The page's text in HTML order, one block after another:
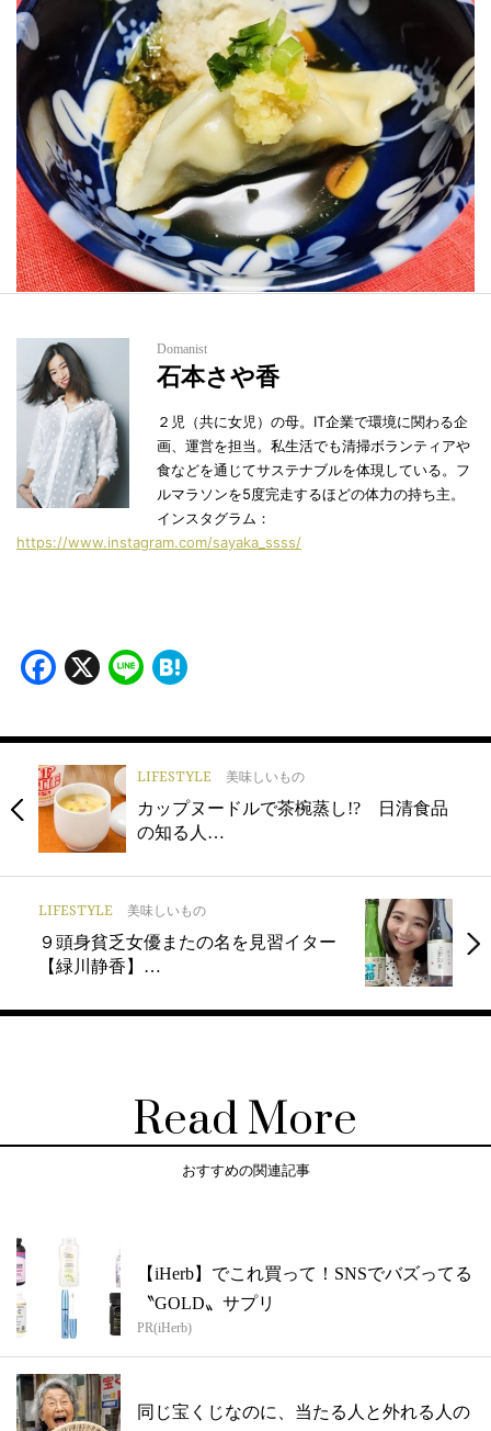
Domanist
石本さや香
２児（共に女児）の母。IT企業で環境に関わる企
画、運営を担当。私生活でも清掃ボランティアや
食などを通じてサステナブルを体現している。フ
ルマラソンを5度完走するほどの体力の持ち主。
インスタグラム：
https://www.instagram.com/sayaka_ssss/
Facebook
X Line
LIFESTYLE 美味しいもの
カップヌードルで茶椀蒸し!? 日清食品
の知る人…
LIFESTYLE 美味しいもの
９頭身貧乏女優またの名を見習イター
【緑川静香】…
Read More
おすすめの関連記事
【iHerb】でこれ買って！SNSでバズってる
〝GOLD〟サプリ
PR(iHerb)
同じ宝くじなのに、当たる人と外れる人の